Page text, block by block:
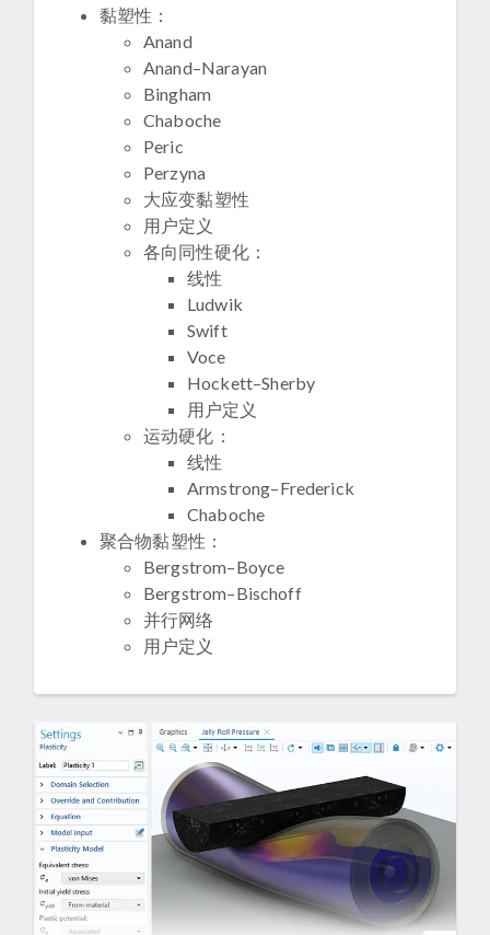
黏塑性：
Anand
Anand–Narayan
Bingham
Chaboche
Peric
Perzyna
大应变黏塑性
用户定义
各向同性硬化：
线性
Ludwik
Swift
Voce
Hockett–Sherby
用户定义
运动硬化：
线性
Armstrong–Frederick
Chaboche
聚合物黏塑性：
Bergstrom–Boyce
Bergstrom–Bischoff
并行网络
用户定义